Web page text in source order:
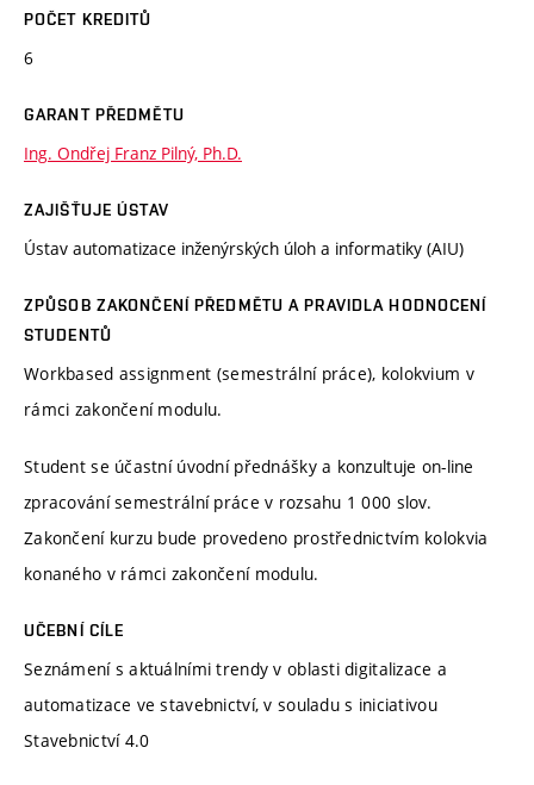
POČET KREDITŮ
6
GARANT PŘEDMĚTU
Ing. Ondřej Franz Pilný, Ph.D.
ZAJIŠŤUJE ÚSTAV
Ústav automatizace inženýrských úloh a informatiky (AIU)
ZPŮSOB ZAKONČENÍ PŘEDMĚTU A PRAVIDLA HODNOCENÍ
STUDENTŮ
Workbased assignment (semestrální práce), kolokvium v
rámci zakončení modulu.
Student se účastní úvodní přednášky a konzultuje on-line
zpracování semestrální práce v rozsahu 1 000 slov.
Zakončení kurzu bude provedeno prostřednictvím kolokvia
konaného v rámci zakončení modulu.
UČEBNÍ CÍLE
Seznámení s aktuálními trendy v oblasti digitalizace a
automatizace ve stavebnictví, v souladu s iniciativou
Stavebnictví 4.0